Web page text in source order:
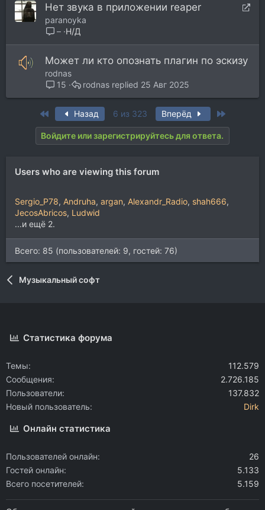
П
е
Нет звука в приложении reaper
paranoyka
– Н/Д
Может ли кто опознать плагин по эскизу
rodnas
15
25 Авг 2025
rodnas
First Назад 6 из 323 Вперёд
Войдите или зарегистрируйтесь для ответа.
Users who are viewing this forum
Sergio_P78 Andruha argan Alexandr_Radio shah666
JecosAbricos Ludwid
...и ещё 2.
Всего: 85 (пользователей: 9, гостей: 76)
Музыкальный софт
Статистика форума
Темы
112.579
Сообщения
2.726.185
Пользователи
137.832
Новый пользователь
Dirk
Онлайн статистика
Пользователей онлайн
26
Гостей онлайн
5.133
Всего посетителей
5.159